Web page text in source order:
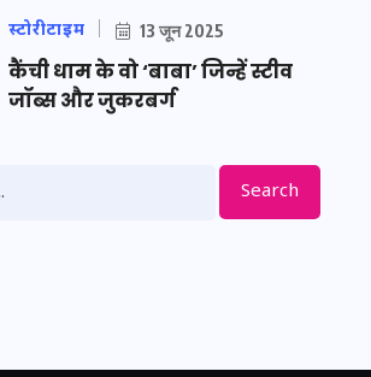
स्टोरीटाइम 13 जून 2025
कैंची धाम के वो ‘बाबा’ जिन्हें स्टीव
जॉब्स और जुकरबर्ग
Search